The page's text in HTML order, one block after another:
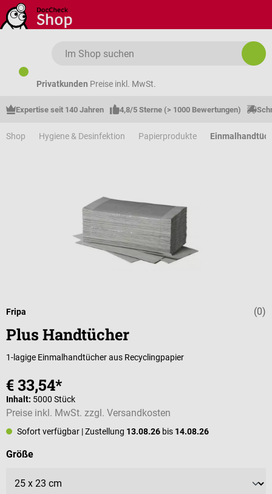
Zum Hauptinhalt springen
Privatkunden Preise inkl. MwSt.
Expertise seit 140 Jahren 4,8/5 Sterne (> 1000 Bewertungen)
Shop Hygiene & Desinfektion Papierprodukte
(0)
Fripa
Plus Handtücher
1-lagige Einmalhandtücher aus Recyclingpapier
€ 33,54*
Inhalt: 5000 Stück
Preise inkl. MwSt. zzgl. Versandkosten
Sofort verfügbar | Zustellung 13.08.26 bis 14.08.26
Größeauswählen